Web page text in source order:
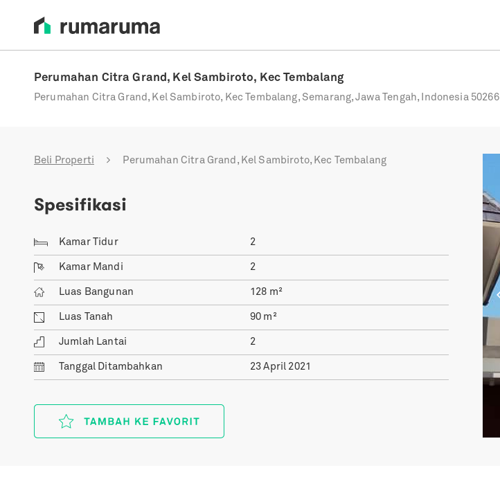
Perumahan Citra Grand, Kel Sambiroto, Kec Tembalang
Perumahan Citra Grand, Kel Sambiroto, Kec Tembalang, Semarang, Jawa Tengah, Indonesia 50266
Beli Properti Perumahan Citra Grand, Kel Sambiroto, Kec Tembalang
Spesifikasi
Kamar Tidur 2
Kamar Mandi 2
Luas Bangunan 128 m²
Luas Tanah 90 m²
Jumlah Lantai 2
Tanggal Ditambahkan 23 April 2021